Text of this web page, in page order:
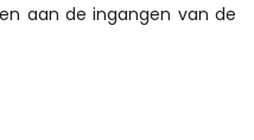
aan de ingangen van de